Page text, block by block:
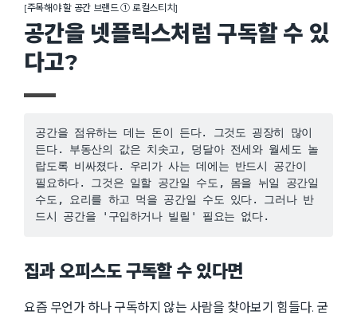
[주목해야 할 공간 브랜드 ① 로컬스티치]
공간을 넷플릭스처럼 구독할 수 있
다고?
공간을 점유하는 데는 돈이 든다. 그것도 굉장히 많이
든다. 부동산의 값은 치솟고, 덩달아 전세와 월세도 놀
랍도록 비싸졌다. 우리가 사는 데에는 반드시 공간이
필요하다. 그것은 일할 공간일 수도, 몸을 뉘일 공간일
수도, 요리를 하고 먹을 공간일 수도 있다. 그러나 반
드시 공간을 '구입하거나 빌릴' 필요는 없다.
집과 오피스도 구독할 수 있다면
요즘 무언가 하나 구독하지 않는 사람을 찾아보기 힘들다. 굳